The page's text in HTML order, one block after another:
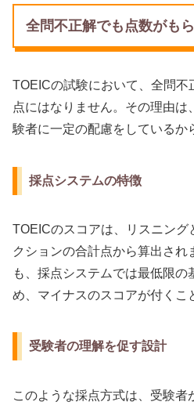
全問不正解でも点数がも
TOEICの試験において、全問
点にはなりません。その理由は
験者に一定の配慮をしているか
採点システムの特徴
TOEICのスコアは、リスニング
クションの合計点から算出され
も、採点システムでは最低限の
め、マイナスのスコアが付くこ
受験者の理解を促す設計
このような採点方式は、受験者